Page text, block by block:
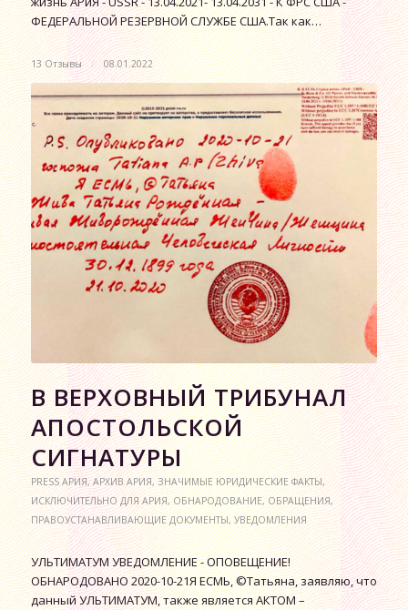
ФЕДЕРАЛЬНОЙ РЕЗЕРВНОЙ СЛУЖБЕ США.Так как…
13 Отзывы / 08.01.2022
В ВЕРХОВНЫЙ ТРИБУНАЛ
АПОСТОЛЬСКОЙ
СИГНАТУРЫ
PRESS АРИЯ,АРХИВ АРИЯ,ЗНАЧИМЫЕ ЮРИДИЧЕСКИЕ ФАКТЫ,
ИСКЛЮЧИТЕЛЬНО ДЛЯ АРИЯ,ОБНАРОДОВАНИЕ,ОБРАЩЕНИЯ,
ПРАВОУСТАНАВЛИВАЮЩИЕ ДОКУМЕНТЫ,УВЕДОМЛЕНИЯ
УЛЬТИМАТУМ УВЕДОМЛЕНИЕ - ОПОВЕЩЕНИЕ!
ОБНАРОДОВАНО 2020-10-21Я ЕСМЬ, ©Татьяна, заявляю, что
данный УЛЬТИМАТУМ, также является АКТОМ –